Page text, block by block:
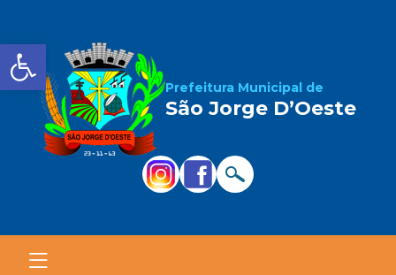
Barra de Ferramentas
Prefeitura Municipal de
São Jorge D’Oeste